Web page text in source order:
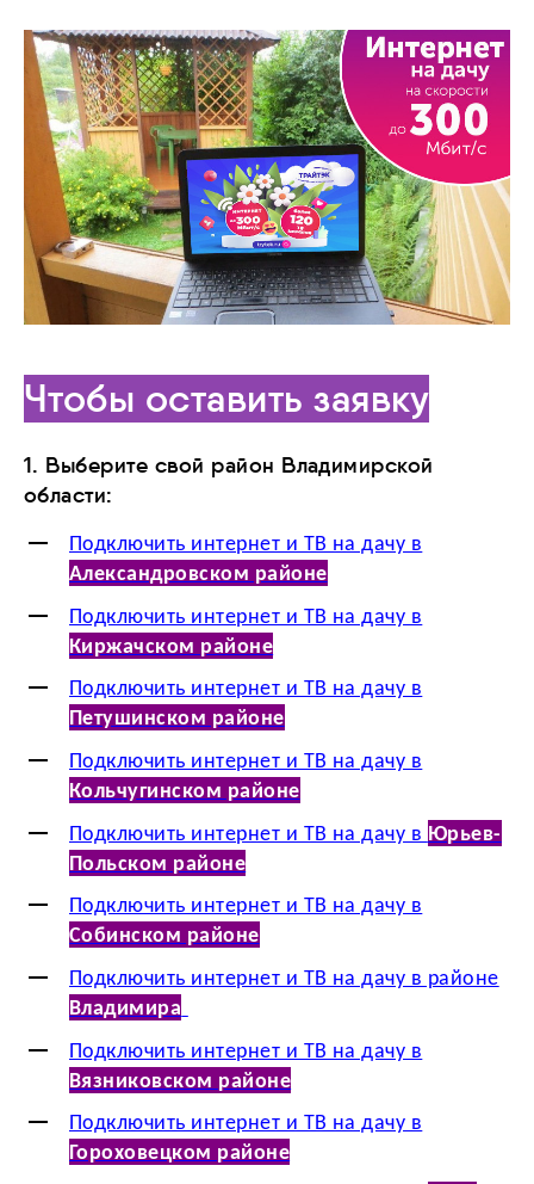
Чтобы оставить заявку
1. Выберите свой район Владимирской
области:
Подключить интернет и ТВ на дачу в
Александровском районе
Подключить интернет и ТВ на дачу в
Киржачском районе
Подключить интернет и ТВ на дачу в
Петушинском районе
Подключить интернет и ТВ на дачу в
Кольчугинском районе
Подключить интернет и ТВ на дачу в Юрьев-
Польском районе
Подключить интернет и ТВ на дачу в
Собинском районе
Подключить интернет и ТВ на дачу в районе
Владимира
Подключить интернет и ТВ на дачу в
Вязниковском районе
Подключить интернет и ТВ на дачу в
Гороховецком районе